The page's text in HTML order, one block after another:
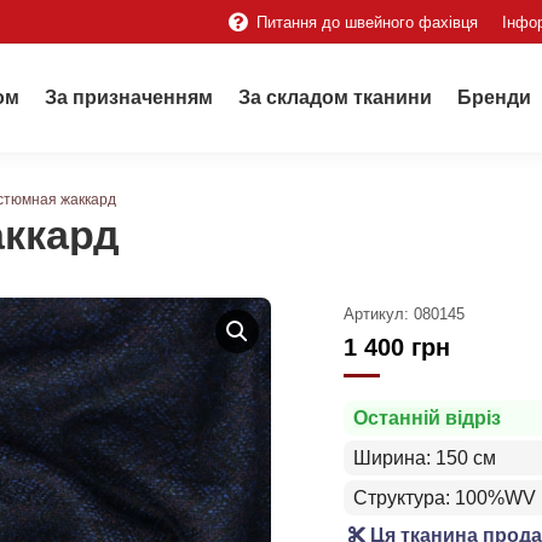
Питання до швейного фахівця
За призначенням За складом тканини Бренди
жаккард
Артикул: 080145
1 400 грн
Останній відріз
Ширина: 150 см
Структура: 100%WV
Ця тканина